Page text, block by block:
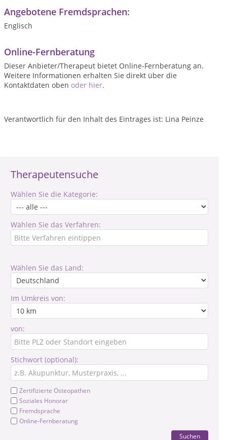
Therapeutensuche
Wählen Sie die Kategorie:
Wählen Sie das Verfahren:
Wählen Sie das Land:
Im Umkreis von:
von:
Stichwort (optional):
Zertifizierte Osteopathen
Soziales Honorar
Fremdsprache
Online-Fernberatung
Suchen
Angebotene Fremdsprachen:
Englisch
Online-Fernberatung
Dieser Anbieter/Therapeut bietet Online-Fernberatung an.
Weitere Informationen erhalten Sie direkt über die
Kontaktdaten oben oder hier.
Verantwortlich für den Inhalt des Eintrages ist: Lina Peinze